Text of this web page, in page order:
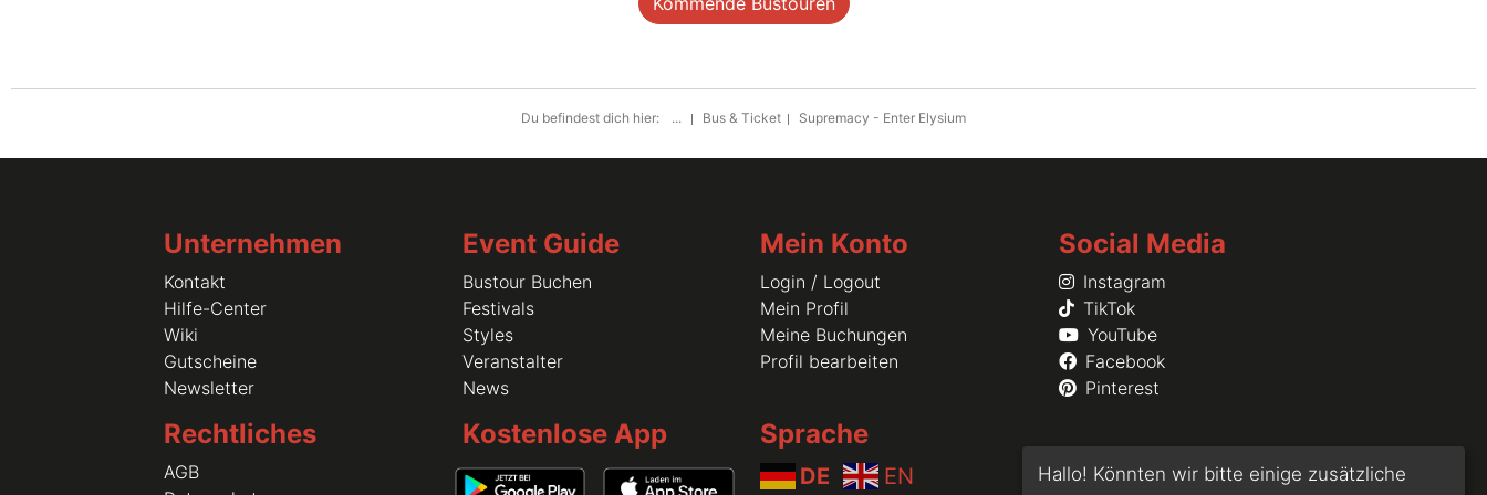
Du befindest dich hier: ... Bus & Ticket Supremacy - Enter Elysium
Unternehmen
Kontakt
Hilfe-Center
Wiki
Gutscheine
Newsletter
Event Guide
Bustour Buchen
Festivals
Styles
Veranstalter
News
Mein Konto
Login / Logout
Mein Profil
Meine Buchungen
Profil bearbeiten
Social Media
Instagram
TikTok
YouTube
Facebook
Pinterest
Rechtliches
AGB
Kostenlose App Sprache
DE EN
Hallo! Könnten wir bitte einige zusätzliche